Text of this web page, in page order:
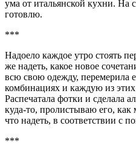
ума от итальянской кухни. На
готовлю.
​​​​​​​​​​​​​​***
Надоело каждое утро стоять
же надеть, какое новое
всю свою одежду, перемерила
комбинациях и каждую из
Распечатала фотки и сделала
куда-то, пролистываю его,
что надеть, в соответствии с
​​​​​​​​​​​​​​***